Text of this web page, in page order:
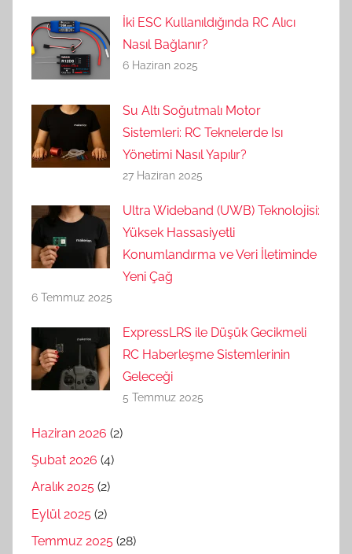
İki ESC Kullanıldığında RC Alıcı
Nasıl Bağlanır?
6 Haziran 2025
Su Altı Soğutmalı Motor
Sistemleri: RC Teknelerde Isı
Yönetimi Nasıl Yapılır?
27 Haziran 2025
Ultra Wideband (UWB) Teknolojisi:
Yüksek Hassasiyetli
Konumlandırma ve Veri İletiminde
Yeni Çağ
6 Temmuz 2025
ExpressLRS ile Düşük Gecikmeli
RC Haberleşme Sistemlerinin
Geleceği
5 Temmuz 2025
Haziran 2026 (2)
Şubat 2026 (4)
Aralık 2025 (2)
Eylül 2025 (2)
Temmuz 2025 (28)